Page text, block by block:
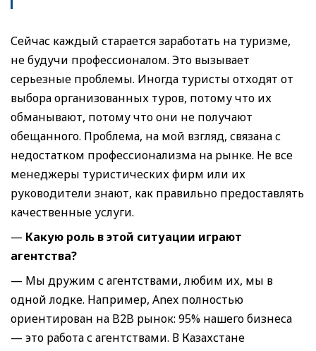
Сейчас каждый старается заработать на туризме,
не будучи профессионалом. Это вызывает
серьезные проблемы. Иногда туристы отходят от
выбора организованных туров, потому что их
обманывают, потому что они не получают
обещанного. Проблема, на мой взгляд, связана с
недостатком профессионализма на рынке. Не все
менеджеры туристических фирм или их
руководители знают, как правильно предоставлять
качественные услуги.
— Какую роль в этой ситуации играют
агентства?
— Мы дружим с агентствами, любим их, мы в
одной лодке. Например, Anex полностью
ориентирован на B2B рынок: 95% нашего бизнеса
— это работа с агентствами. В Казахстане